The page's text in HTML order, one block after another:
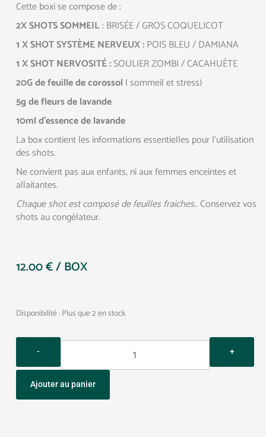
Cette boxi se compose de :
2X SHOTS SOMMEIL: BRISÉE / GROS COQUELICOT
1 X SHOT SYSTÈME NERVEUX :POIS BLEU / DAMIANA
1 X SHOT NERVOSITÉ :SOULIER ZOMBI / CACAHUÈTE
20G de feuille de corossol ( sommeil et stress)
5g de fleurs de lavande
10ml d’essence de lavande
La box contient les informations essentielles pour l’utilisation
des shots.
Ne convient pas aux enfants, ni aux femmes enceintes et
allaitantes.
Chaque shot est composé de feuilles fraiches..Conservez vos
shots au congélateur.
12.00€/ BOX
Disponibilité :Plus que 2 en stock
Quantity
Ajouter au panier